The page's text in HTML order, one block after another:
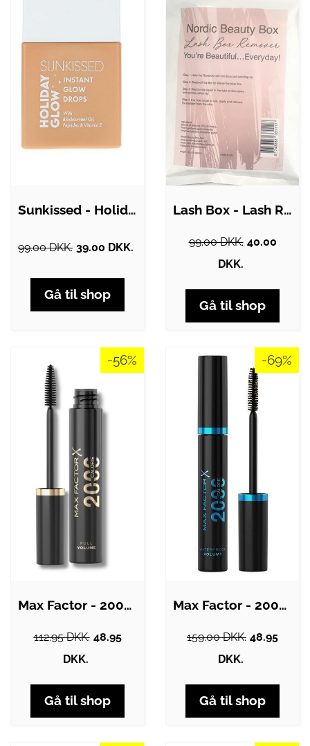
Sunkissed - Holiday Glow Instant Glow…
99.00 DKK. 39.00 DKK.
Gå til shop
Lash Box - Lash Remover
99.00 DKK. 40.00
DKK.
Gå til shop
-56%
Max Factor - 2000 Calorie Dramatic…
112.95 DKK. 48.95
DKK.
Gå til shop
-69%
Max Factor - 2000 Calorie Dramatic…
159.00 DKK. 48.95
DKK.
Gå til shop